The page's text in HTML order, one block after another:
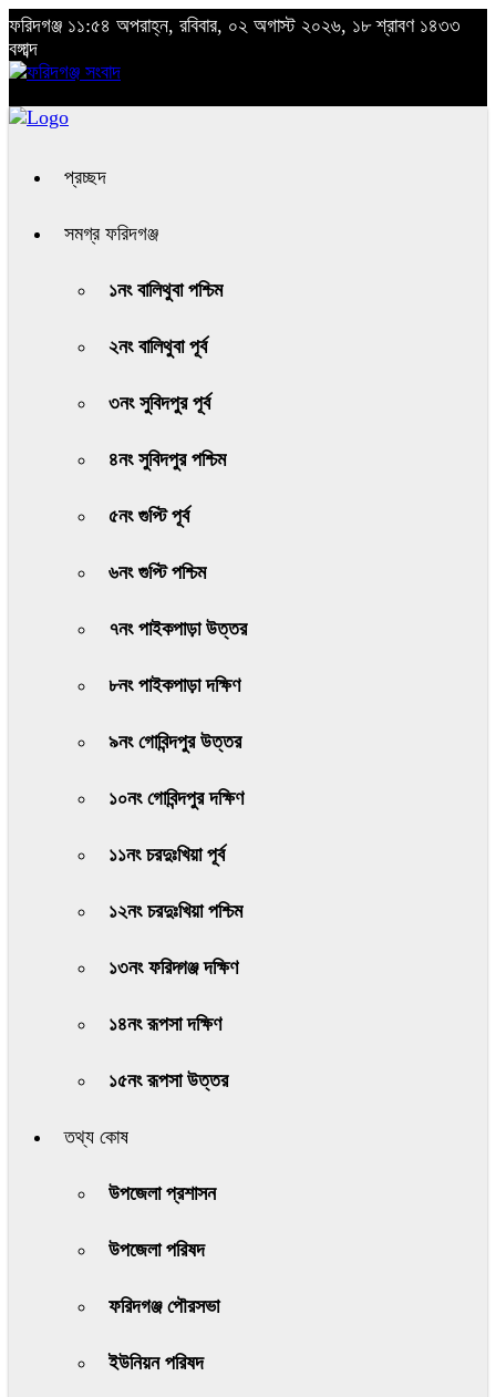
ফরিদগঞ্জ ১১:৫৪ অপরাহ্ন, রবিবার, ০২ অগাস্ট ২০২৬, ১৮ শ্রাবণ ১৪৩৩
বঙ্গাব্দ
প্রচ্ছদ
সমগ্র ফরিদগঞ্জ
১নং বালিথুবা পশ্চিম
২নং বালিথুবা পূর্ব
৩নং সুবিদপুর পূর্ব
৪নং সুবিদপুর পশ্চিম
৫নং গুপ্টি পূর্ব
৬নং গুপ্টি পশ্চিম
৭নং পাইকপাড়া উত্তর
৮নং পাইকপাড়া দক্ষিণ
৯নং গোবিন্দপুর উত্তর
১০নং গোবিন্দপুর দক্ষিণ
১১নং চরদুঃখিয়া পূর্ব
১২নং চরদুঃখিয়া পশ্চিম
১৩নং ফরিদ্গঞ্জ দক্ষিণ
১৪নং রূপসা দক্ষিণ
১৫নং রূপসা উত্তর
তথ্য কোষ
উপজেলা প্রশাসন
উপজেলা পরিষদ
ফরিদগঞ্জ পৌরসভা
ইউনিয়ন পরিষদ